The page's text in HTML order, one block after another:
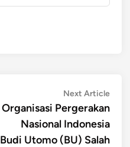
Next ArticleNext
Organisasi Pergerakan
Nasional Indonesia
Budi Utomo (BU) Salah